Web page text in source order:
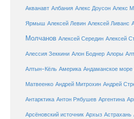
Акванавт Албания Алекс Доусон Алекс
Ярмыш Алексей Левин Алексей Ливанс
Молчанов Алексей Середин Алексей
Алессия Зеккини Алон Боднер Алоры
Алтын-Кёль Америка Андаманское море
Матвеенко Андрей Митрохин Андрей
Антарктика Антон Рябушев Аргентина
Арсёновский источник Архыз Астрахань